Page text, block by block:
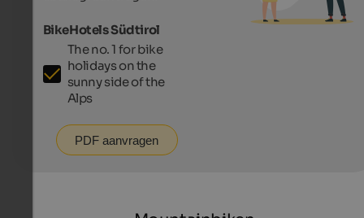
BikeHotels Südtirol
The no. 1 for bike
holidays on the
sunny side of the
Alps
PDF aanvragen